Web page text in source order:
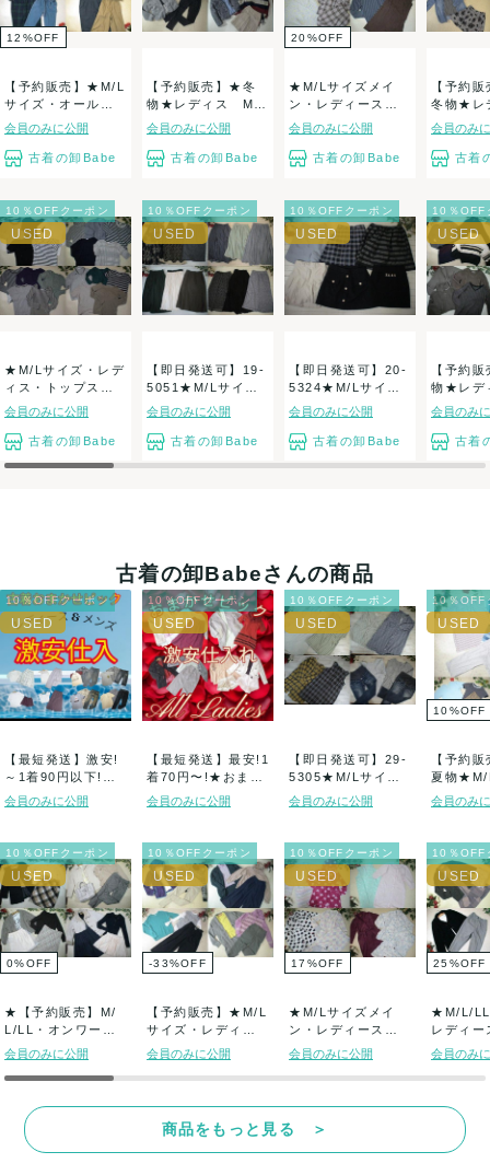
12 %OFF
【予約販売】★M/L
サイズ・オールイ
ンワン・サロペ...
会員のみに公開
古着の卸Babe
【予約販売】★冬
物★レディス Mサ
イズ アネキャン...
会員のみに公開
古着の卸Babe
20%OFF
★M/Lサイズメイ
ン・レディース・
パジャマ色々★
古...
会員のみに公開
古着の卸Babe
【予約
冬物★
会員のみ
古着
10％OFFクーポン
★M/Lサイズ・レデ
ィス・トップス・
カットソー・プ...
会員のみに公開
古着の卸Babe
10％OFFクーポン
【即日発送可】19-
5051★M/Lサイ
ズ・レディ...
会員のみに公開
古着の卸Babe
10％OFFクーポン
【即日発送可】20-
5324★M/Lサイ
ズ・レディ...
会員のみに公開
古着の卸Babe
10％OFF
【予約
物★レ
サイズ
会員のみ
古着
古着の卸Babeさんの商品
10％OFFクーポン
【最短発送】激安!
～1着90円以下!古
着おまかせピ...
会員のみに公開
10％OFFクーポン
【最短発送】最安!1
着70円〜!★おまか
せピック!...
会員のみに公開
10％OFFクーポン
【即日発送可】29-
5305★M/Lサイ
ズ・マタニ...
会員のみに公開
10％OFF
10%OFF
【予約
夏物★M/
ミセス
会員のみ
10％OFFクーポン
0%OFF
★【予約販売】M/
L/LL・オンワード
製ブランドの...
会員のみに公開
10％OFFクーポン
-33%OFF
【予約販売】★M/L
サイズ・レディー
ス・ユニクロ/...
会員のみに公開
10％OFFクーポン
17 %OFF
★M/Lサイズメイ
ン・レディース・
パジャマ色々★
古...
会員のみに公開
10％OFF
25 %OFF
★M/L/LL
レディー
ミセス
会員のみ
商品をもっと見る ＞